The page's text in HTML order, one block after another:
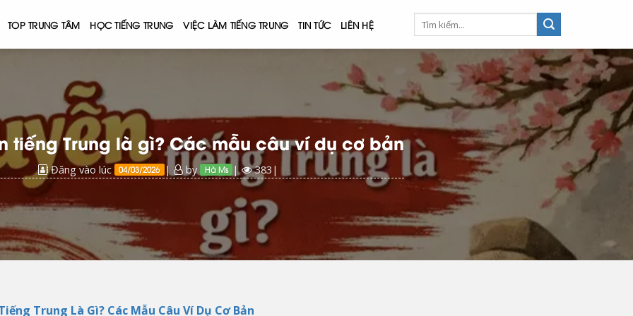
TOP TRUNG TÂM HỌC TIẾNG TRUNG VIỆC LÀM TIẾNG TRUNG TIN TỨC LIÊN HỆ
tiếng Trung là gì? Các mẫu câu ví dụ cơ bản
Đăng vào lúc 04/03/2026 | by Hà Ms | 383|
Trung Là Gì? Các Mẫu Câu Ví Dụ Cơ Bản